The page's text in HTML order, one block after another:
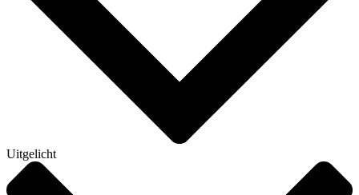
Uitgelicht